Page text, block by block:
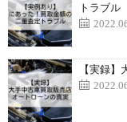
トラブル
【実録